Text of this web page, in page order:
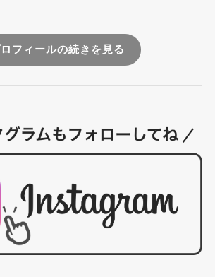
フィールの続きを見る